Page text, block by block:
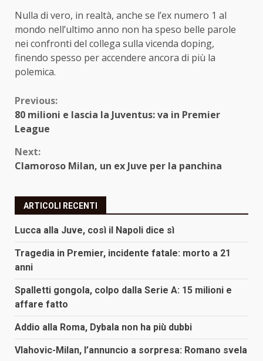
Nulla di vero, in realtà, anche se l’ex numero 1 al
mondo nell’ultimo anno non ha speso belle parole
nei confronti del collega sulla vicenda doping,
finendo spesso per accendere ancora di più la
polemica.
Continue
Reading
Previous:
80 milioni e lascia la Juventus: va in Premier
League
Next:
Clamoroso Milan, un ex Juve per la panchina
ARTICOLI RECENTI
Lucca alla Juve, così il Napoli dice sì
Tragedia in Premier, incidente fatale: morto a 21
anni
Spalletti gongola, colpo dalla Serie A: 15 milioni e
affare fatto
Addio alla Roma, Dybala non ha più dubbi
Vlahovic-Milan, l’annuncio a sorpresa: Romano svela